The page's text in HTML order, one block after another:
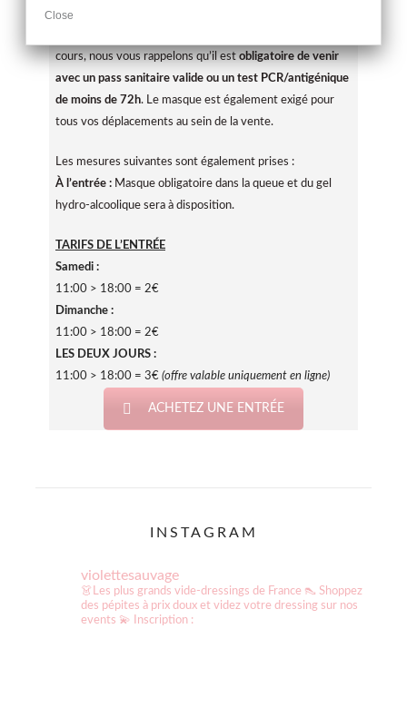
cours, nous vous rappelons qu’il estobligatoire de venir
avec un pass sanitaire valide ou un test PCR/antigénique
de moins de 72h. Le masque est également exigé pour
tous vos déplacements au sein de la vente.
Les mesures suivantes sont également prises :
À l’entrée : Masque obligatoire dans la queue et du gel
hydro-alcoolique sera à disposition.
TARIFS DE L’ENTRÉE
Samedi :
11:00 > 18:00 = 2€
Dimanche :
11:00 > 18:00 = 2€
LES DEUX JOURS :
11:00 > 18:00 = 3€ (offre valable uniquement en ligne)
ACHETEZ UNE ENTRÉE
INSTAGRAM
violettesauvage
👗Les plus grands vide-dressings de France 👠 Shoppez
des pépites à prix doux et videz votre dressing sur nos
events 💫 Inscription :
Close